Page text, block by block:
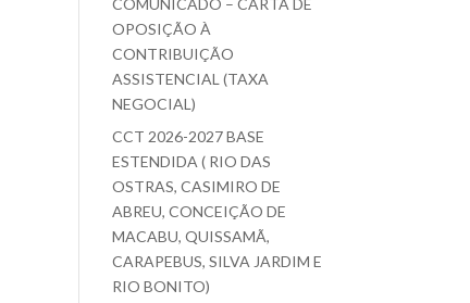
COMUNICADO – CARTA DE
OPOSIÇÃO À
CONTRIBUIÇÃO
ASSISTENCIAL (TAXA
NEGOCIAL)
CCT 2026-2027 BASE
ESTENDIDA ( RIO DAS
OSTRAS, CASIMIRO DE
ABREU, CONCEIÇÃO DE
MACABU, QUISSAMÃ,
CARAPEBUS, SILVA JARDIM E
RIO BONITO)